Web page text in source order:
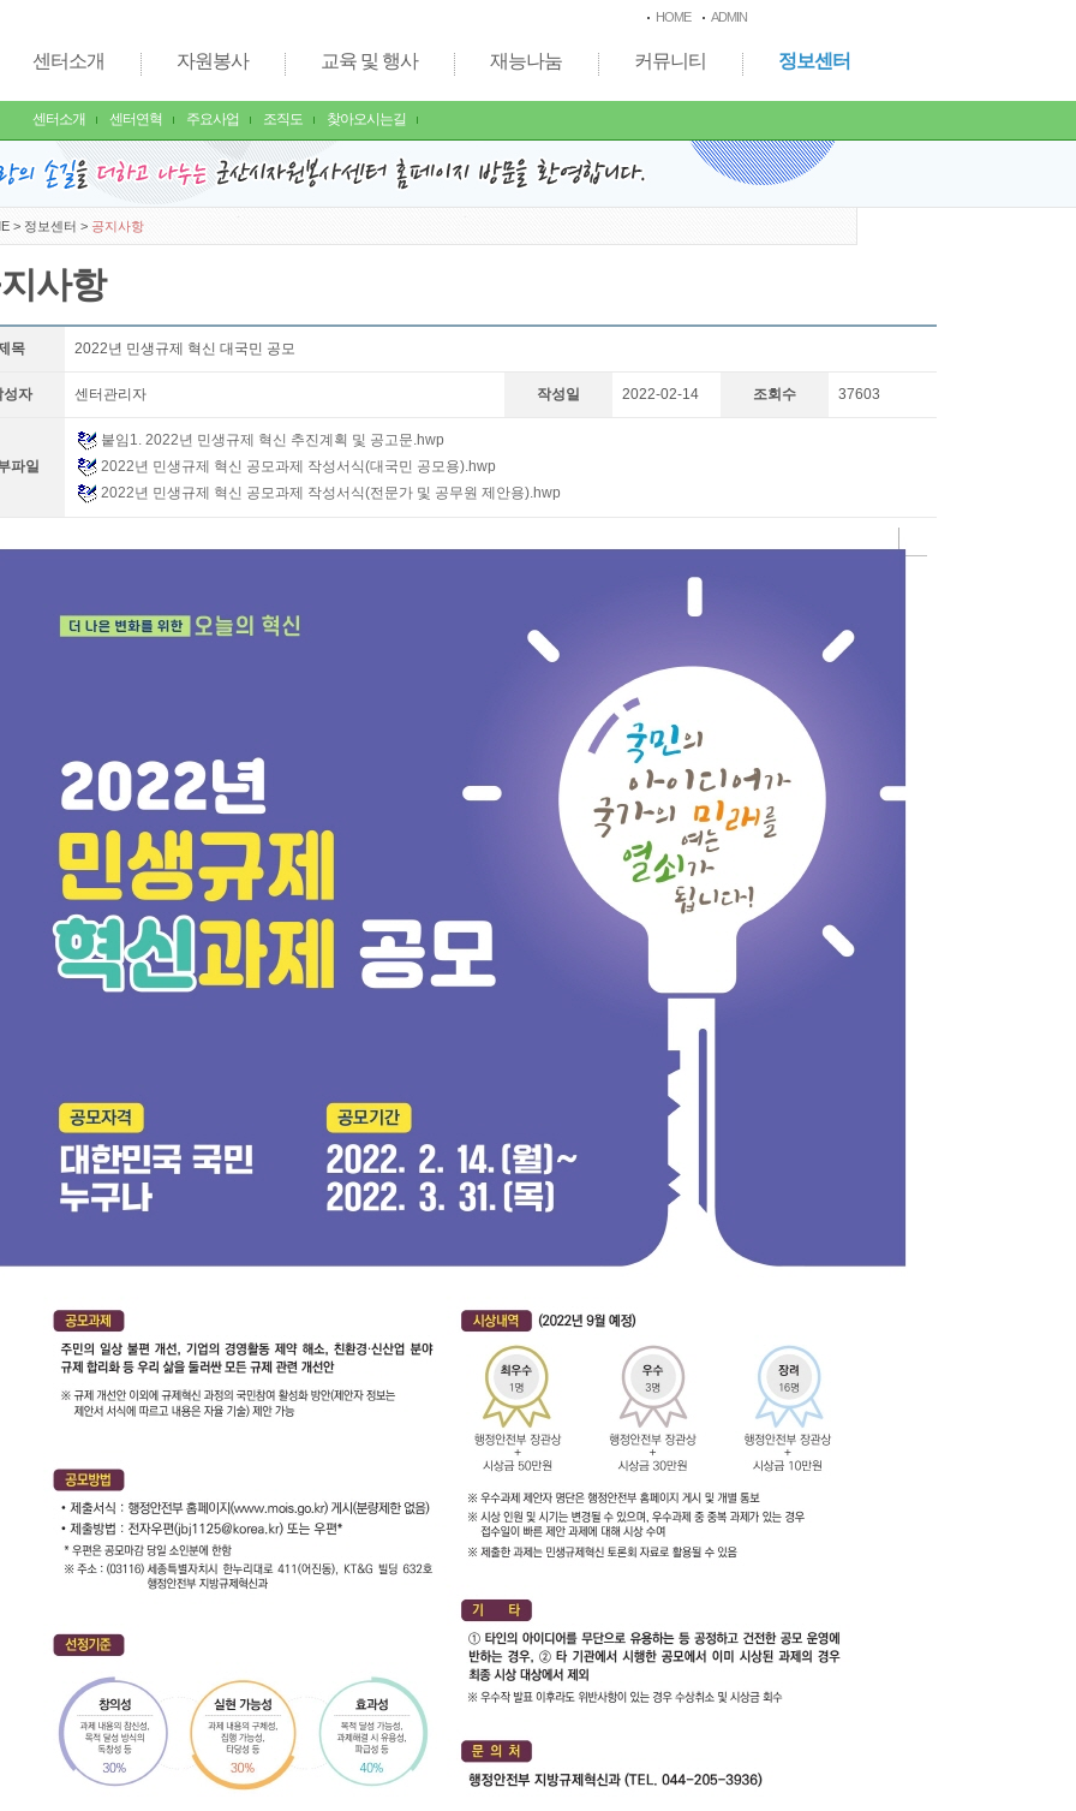
HOME ADMIN
센터소개
센터소개 센터연혁 주요사업 조직도 찾아오시는길
자원봉사 교육 및 행사 재능나눔 커뮤니티 정보센터
> 정보센터 > 공지사항
사항
목 2022년 민생규제 혁신 대국민 공모
성자 센터관리자 작성일 2022-02-14 조회수 37603
파일
붙임1. 2022년 민생규제 혁신 추진계획 및 공고문.hwp
2022년 민생규제 혁신 공모과제 작성서식(대국민 공모용).hwp
2022년 민생규제 혁신 공모과제 작성서식(전문가 및 공무원 제안용).hwp